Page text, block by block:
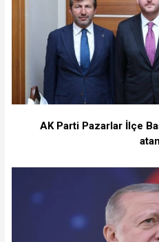
AK Parti Pazarlar İlçe